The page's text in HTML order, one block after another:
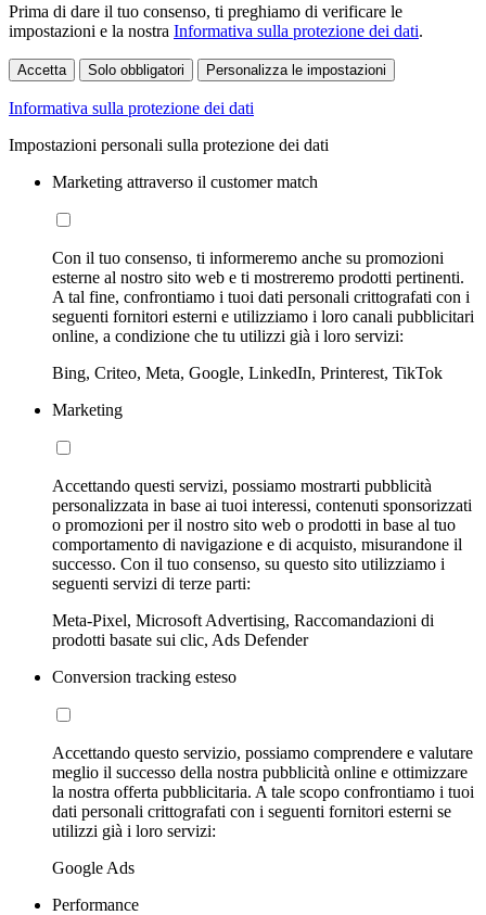
Prima di dare il tuo consenso, ti preghiamo di verificare le
impostazioni e la nostra Informativa sulla protezione dei dati.
Accetta Solo obbligatori Personalizza le impostazioni
Informativa sulla protezione dei dati
Impostazioni personali sulla protezione dei dati
Marketing attraverso il customer match
Con il tuo consenso, ti informeremo anche su promozioni
esterne al nostro sito web e ti mostreremo prodotti pertinenti.
A tal fine, confrontiamo i tuoi dati personali crittografati con i
seguenti fornitori esterni e utilizziamo i loro canali pubblicitari
online, a condizione che tu utilizzi già i loro servizi:
Bing, Criteo, Meta, Google, LinkedIn, Printerest, TikTok
Marketing
Accettando questi servizi, possiamo mostrarti pubblicità
personalizzata in base ai tuoi interessi, contenuti sponsorizzati
o promozioni per il nostro sito web o prodotti in base al tuo
comportamento di navigazione e di acquisto, misurandone il
successo. Con il tuo consenso, su questo sito utilizziamo i
seguenti servizi di terze parti:
Meta-Pixel, Microsoft Advertising, Raccomandazioni di
prodotti basate sui clic, Ads Defender
Conversion tracking esteso
Accettando questo servizio, possiamo comprendere e valutare
meglio il successo della nostra pubblicità online e ottimizzare
la nostra offerta pubblicitaria. A tale scopo confrontiamo i tuoi
dati personali crittografati con i seguenti fornitori esterni se
utilizzi già i loro servizi:
Google Ads
Performance